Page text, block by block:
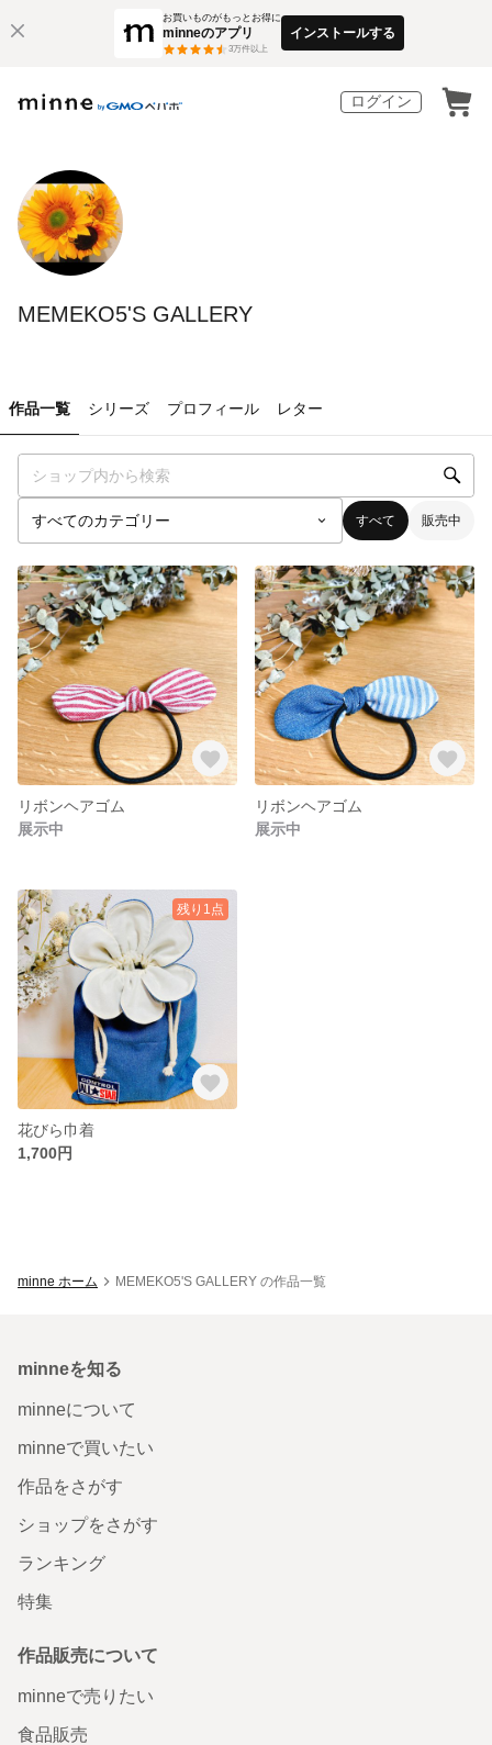
お買いものがもっとお得に
minneのアプリ
3万件以上
インストールする
ログイン
MEMEKO5'S GALLERY
作品一覧 シリーズ プロフィール レター
すべて 販売中
リボンヘアゴム
展示中
リボンヘアゴム
展示中
残り1点
花びら巾着
1,700円
minne ホーム MEMEKO5'S GALLERY の作品一覧
minneを知る
minneについて
minneで買いたい
作品をさがす
ショップをさがす
ランキング
特集
作品販売について
minneで売りたい
食品販売